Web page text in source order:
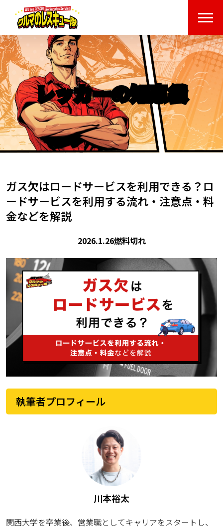
レッカーの知恵袋
ガス欠はロードサービスを利用できる？ロ
ードサービスを利用する流れ・注意点・料
金などを解説
2026.1.26燃料切れ
執筆者プロフィール
川本裕太
関西大学を卒業後、営業職としてキャリアをスタートし、